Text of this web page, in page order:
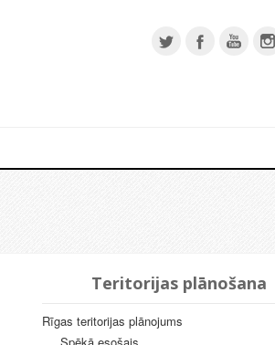
Teritorijas plānošana
Rīgas teritorijas plānojums